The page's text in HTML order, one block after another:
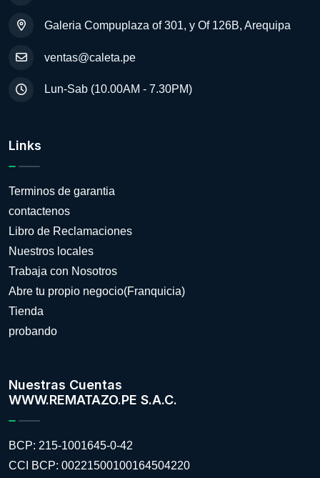
Galeria Compuplaza of 301, y Of 126B, Arequipa
ventas@caleta.pe
Lun-Sab (10.00AM - 7.30PM)
Links
Terminos de garantia
contactenos
Libro de Reclamaciones
Nuestros locales
Trabaja con Nosotros
Abre tu propio negocio(Franquicia)
Tienda
probando
Nuestras Cuentas
WWW.REMATAZO.PE S.A.C.
BCP: 215-1001645-0-42
CCI BCP: 00221500100164504220